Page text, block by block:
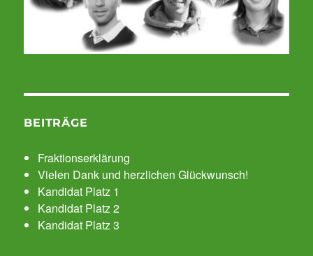
BEITRÄGE
Fraktionserklärung
Vielen Dank und herzlichen Glückwunsch!
Kandidat Platz 1
Kandidat Platz 2
Kandidat Platz 3